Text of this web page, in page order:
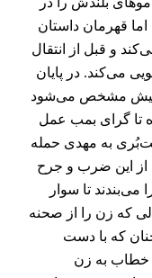
قهرمان داستان
و قبل از انتقال
می‌کند. در پایان
مشخص می‌شود
تا گرای بمب عمل
به مهدی حمله
از این ضرب و جرح
تا سوار
که زن را از صحنه
که با دست
خطاب به زن